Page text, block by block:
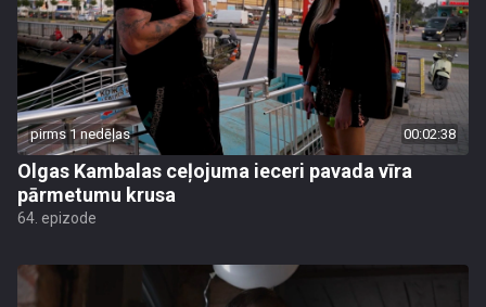
pirms 1 nedēļas 00:02:38
Olgas Kambalas ceļojuma ieceri pavada vīra
pārmetumu krusa
64. epizode